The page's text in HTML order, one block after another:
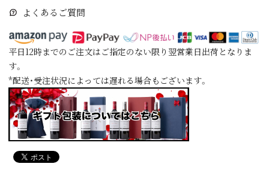
よくあるご質問
平日12時までのご注文はご指定のない限り翌営業日出荷となりま
す。
*配送・受注状況によっては遅れる場合もございます。